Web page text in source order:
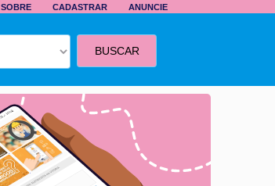
SOBRE CADASTRAR ANUNCIE